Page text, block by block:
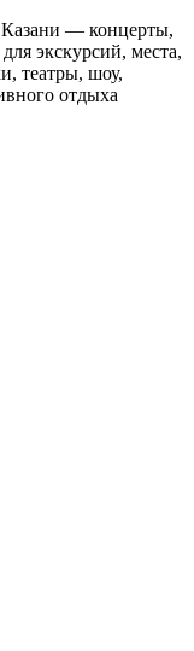
— концерты,
экскурсий, места,
театры, шоу,
отдыха